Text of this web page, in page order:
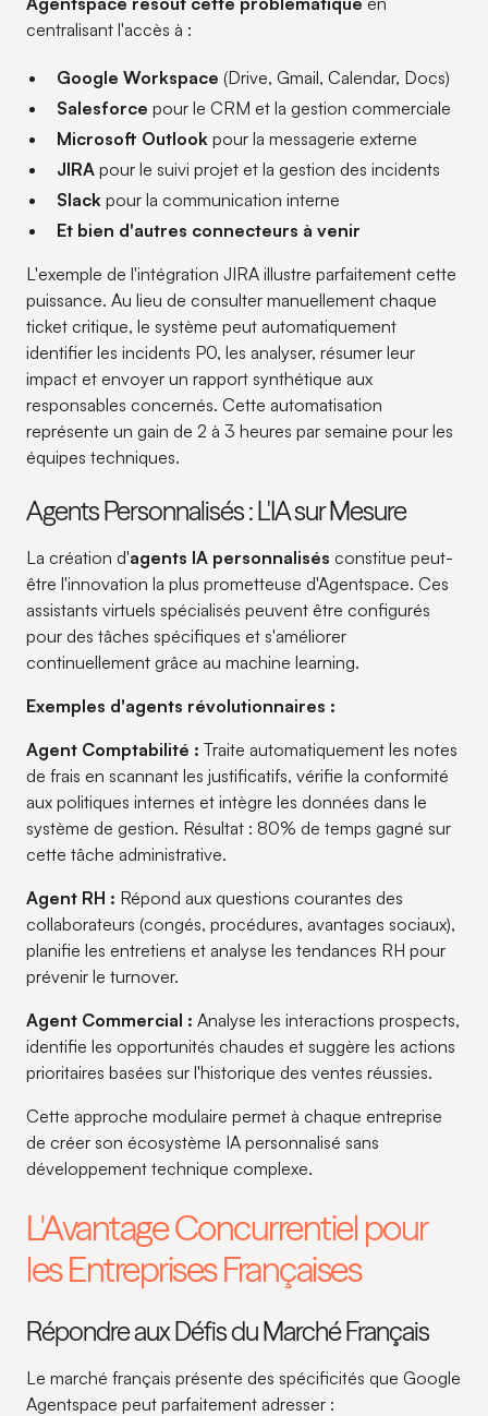
centralisant l'accès à :
Google Workspace (Drive, Gmail, Calendar, Docs)
Salesforce pour le CRM et la gestion commerciale
Microsoft Outlook pour la messagerie externe
JIRA pour le suivi projet et la gestion des incidents
Slack pour la communication interne
Et bien d'autres connecteurs à venir
L'exemple de l'intégration JIRA illustre parfaitement cette
puissance. Au lieu de consulter manuellement chaque
ticket critique, le système peut automatiquement
identifier les incidents P0, les analyser, résumer leur
impact et envoyer un rapport synthétique aux
responsables concernés. Cette automatisation
représente un gain de 2 à 3 heures par semaine pour les
équipes techniques.
Agents Personnalisés : L'IA sur Mesure
La création d'agents IA personnalisés constitue peut-
être l'innovation la plus prometteuse d'Agentspace. Ces
assistants virtuels spécialisés peuvent être configurés
pour des tâches spécifiques et s'améliorer
continuellement grâce au machine learning.
Exemples d'agents révolutionnaires :
Agent Comptabilité : Traite automatiquement les notes
de frais en scannant les justificatifs, vérifie la conformité
aux politiques internes et intègre les données dans le
système de gestion. Résultat : 80% de temps gagné sur
cette tâche administrative.
Agent RH : Répond aux questions courantes des
collaborateurs (congés, procédures, avantages sociaux),
planifie les entretiens et analyse les tendances RH pour
prévenir le turnover.
Agent Commercial : Analyse les interactions prospects,
identifie les opportunités chaudes et suggère les actions
prioritaires basées sur l'historique des ventes réussies.
Cette approche modulaire permet à chaque entreprise
de créer son écosystème IA personnalisé sans
développement technique complexe.
L'Avantage Concurrentiel pour
les Entreprises Françaises
Répondre aux Défis du Marché Français
Le marché français présente des spécificités que Google
Agentspace peut parfaitement adresser :